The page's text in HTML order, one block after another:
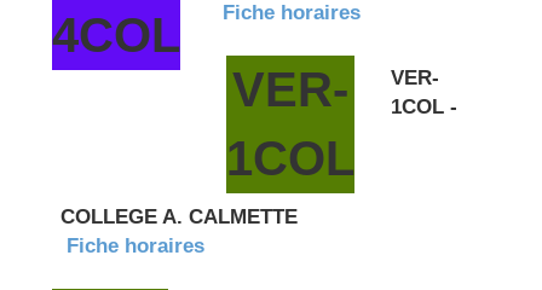
4COL
Fiche horaires
VER-
1COL
VER-
1COL -
COLLEGE A. CALMETTE
Fiche horaires